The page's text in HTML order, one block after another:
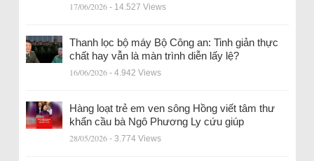
17/06/2026 - 14.527 Views
Thanh lọc bộ máy Bộ Công an: Tinh giản thực
chất hay vẫn là màn trình diễn lấy lệ?
16/06/2026 - 4.942 Views
Hàng loạt trẻ em ven sông Hồng viết tâm thư
khẩn cầu bà Ngô Phương Ly cứu giúp
28/05/2026 - 3.774 Views